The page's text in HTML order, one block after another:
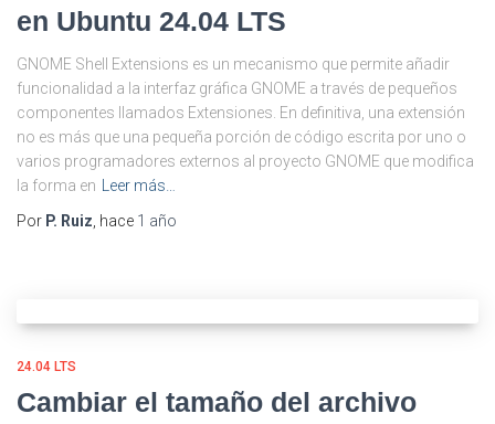
en Ubuntu 24.04 LTS
GNOME Shell Extensions es un mecanismo que permite añadir
funcionalidad a la interfaz gráfica GNOME a través de pequeños
componentes llamados Extensiones. En definitiva, una extensión
no es más que una pequeña porción de código escrita por uno o
varios programadores externos al proyecto GNOME que modifica
la forma en Leer más…
Por P. Ruiz, hace 1 año
24.04 LTS
Cambiar el tamaño del archivo